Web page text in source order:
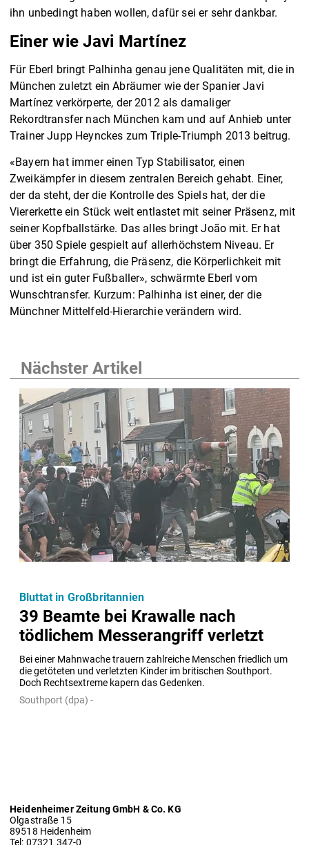
ihn unbedingt haben wollen, dafür sei er sehr dankbar.
Einer wie Javi Martínez
Für Eberl bringt Palhinha genau jene Qualitäten mit, die in
München zuletzt ein Abräumer wie der Spanier Javi
Martínez verkörperte, der 2012 als damaliger
Rekordtransfer nach München kam und auf Anhieb unter
Trainer Jupp Heynckes zum Triple-Triumph 2013 beitrug.
«Bayern hat immer einen Typ Stabilisator, einen
Zweikämpfer in diesem zentralen Bereich gehabt. Einer,
der da steht, der die Kontrolle des Spiels hat, der die
Viererkette ein Stück weit entlastet mit seiner Präsenz, mit
seiner Kopfballstärke. Das alles bringt João mit. Er hat
über 350 Spiele gespielt auf allerhöchstem Niveau. Er
bringt die Erfahrung, die Präsenz, die Körperlichkeit mit
und ist ein guter Fußballer», schwärmte Eberl vom
Wunschtransfer. Kurzum: Palhinha ist einer, der die
Münchner Mittelfeld-Hierarchie verändern wird.
Nächster Artikel
39 Beamte bei Krawalle nach
tödlichem Messerangriff verletzt
Bei einer Mahnwache trauern zahlreiche Menschen friedlich um
die getöteten und verletzten Kinder im britischen Southport.
Doch Rechtsextreme kapern das Gedenken.
Bluttat in Großbritannien
Southport (dpa) -
Heidenheimer Zeitung GmbH & Co. KG
Olgastraße 15
89518 Heidenheim
Tel: 07321 347-0